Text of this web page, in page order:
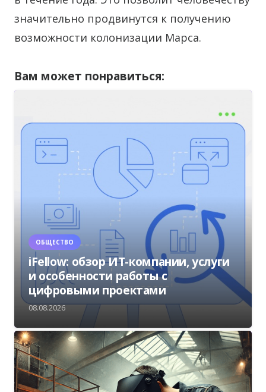
значительно продвинутся к получению
возможности колонизации Марса.
Вам может понравиться:
ОБЩЕСТВО
iFellow: обзор ИТ-компании, услуги
и особенности работы с
цифровыми проектами
08.08.2026